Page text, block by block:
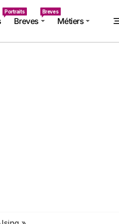
Portraits
Breves
Breves
Métiers